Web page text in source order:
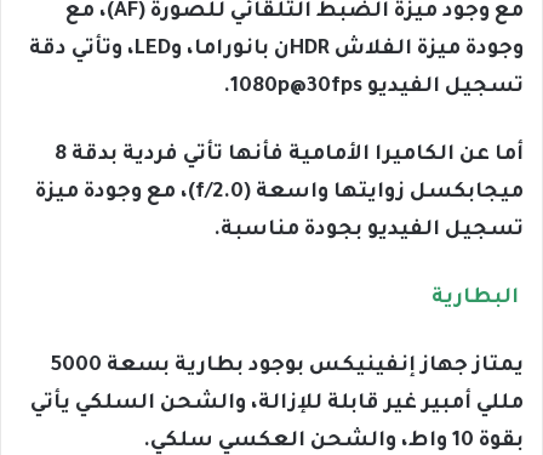
مع وجود ميزة الضبط التلقائي للصورة (AF)، مع
وجودة ميزة الفلاش HDRن بانوراما، وLED، وتأتي دقة
تسجيل الفيديو 1080p@30fps.
أما عن الكاميرا الأمامية فأنها تأتي فردية بدقة 8
ميجابكسل زوايتها واسعة (f/2.0)، مع وجودة ميزة
تسجيل الفيديو بجودة مناسبة.
البطارية
يمتاز جهاز إنفينيكس بوجود بطارية بسعة 5000
مللي أمبير غير قابلة للإزالة، والشحن السلكي يأتي
بقوة 10 واط، والشحن العكسي سلكي.